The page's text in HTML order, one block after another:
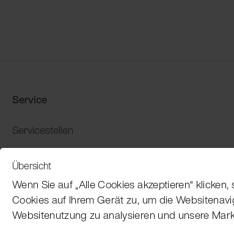
Service
Servicestellen
Produkt-Demo buchen
Garantie und Rückgabe
Zahlung und Versand
Übersicht
Wenn Sie auf „Alle Cookies akzeptieren“
Cookies auf Ihrem Gerät zu, um die
Websitenutzung zu analysieren und unsere